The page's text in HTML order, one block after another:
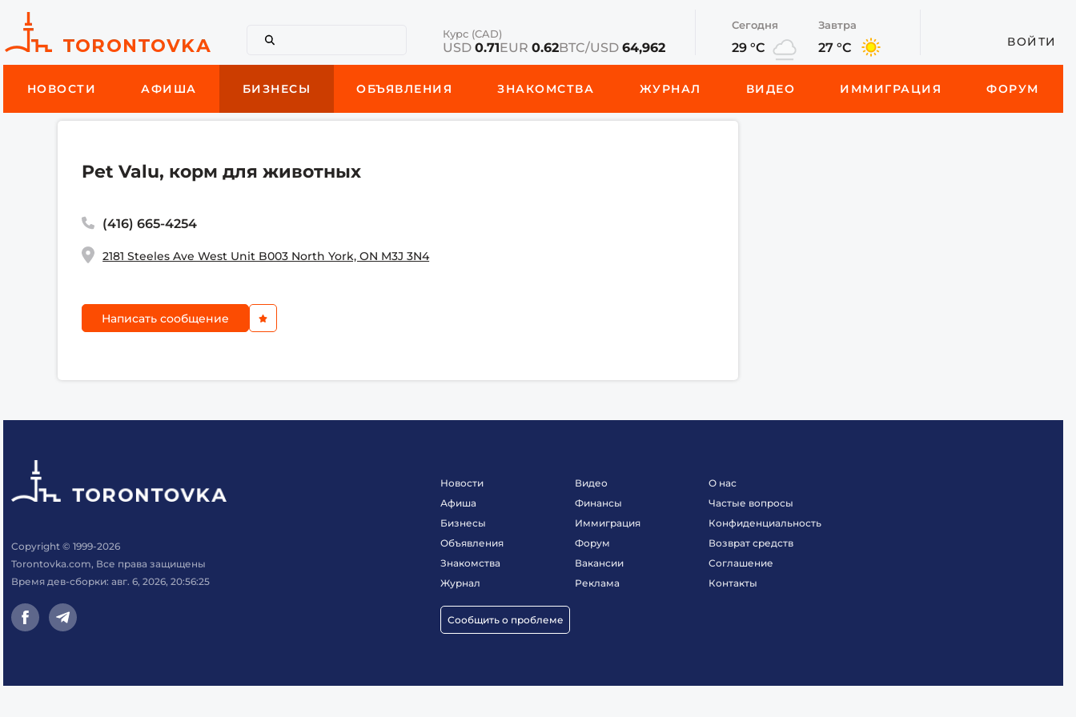
Курс (CAD)
USD 0.71EUR 0.62BTC/USD 64,962
Сегодня
29 °C
Завтра
27 °C ВОЙТИ
НОВОСТИ АФИША БИЗНЕСЫ ОБЪЯВЛЕНИЯ ЗНАКОМСТВА ЖУРНАЛ ВИДЕО ИММИГРАЦИЯ ФОРУМ
Pet Valu, корм для животных
(416) 665-4254
2181 Steeles Ave West Unit B003 North York, ON M3J 3N4
Написать сообщение
Copyright © 1999-2026
Torontovka.com, Все права защищены
Время дев-сборки: авг. 6, 2026, 20:56:25
Новости
Афиша
Бизнесы
Объявления
Знакомства
Журнал
Сообщить о проблеме
Видео
Финансы
Иммиграция
Форум
Вакансии
Реклама
О нас
Частые вопросы
Конфиденциальность
Возврат средств
Соглашение
Контакты